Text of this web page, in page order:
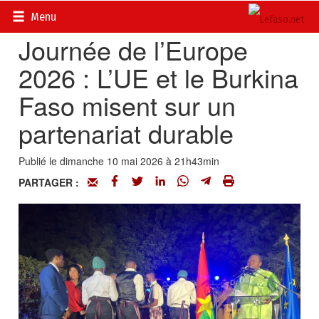
Menu
Accueil>
Journée de l’Europe
2026 : L’UE et le Burkina
Faso misent sur un
partenariat durable
Publié le dimanche 10 mai 2026 à 21h43min
PARTAGER :